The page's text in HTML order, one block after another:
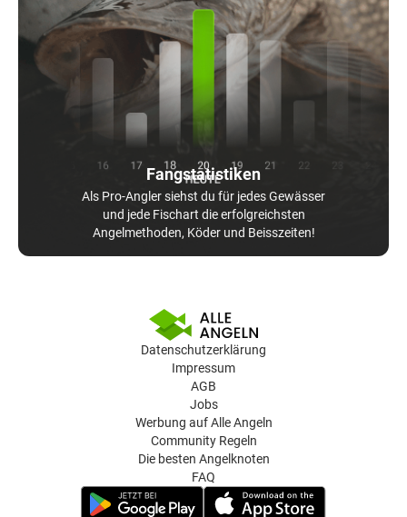
Fangstatistiken
Als Pro-Angler siehst du für jedes Gewässer
und jede Fischart die erfolgreichsten
Angelmethoden, Köder und Beisszeiten!
Datenschutzerklärung
Impressum
AGB
Jobs
Werbung auf Alle Angeln
Community Regeln
Die besten Angelknoten
FAQ